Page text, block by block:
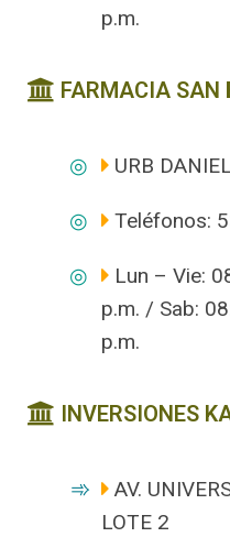
p.m.
FARMACIA SAN
URB
Teléfonos:
Lun – Vie:
p.m. / Sab:
p.m.
INVERSIONES
AV.
LOTE 2